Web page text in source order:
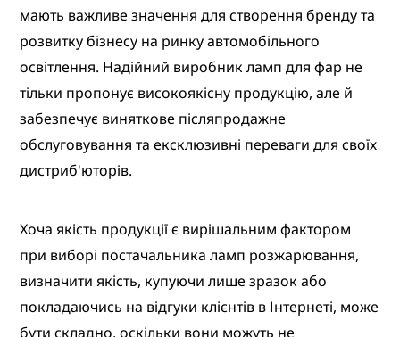
мають важливе значення для створення бренду та
розвитку бізнесу на ринку автомобільного
освітлення. Надійний виробник ламп для фар не
тільки пропонує високоякісну продукцію, але й
забезпечує виняткове післяпродажне
обслуговування та ексклюзивні переваги для своїх
дистриб'юторів.
Хоча якість продукції є вирішальним фактором
при виборі постачальника ламп розжарювання,
визначити якість, купуючи лише зразок або
покладаючись на відгуки клієнтів в Інтернеті, може
бути складно, оскільки вони можуть не